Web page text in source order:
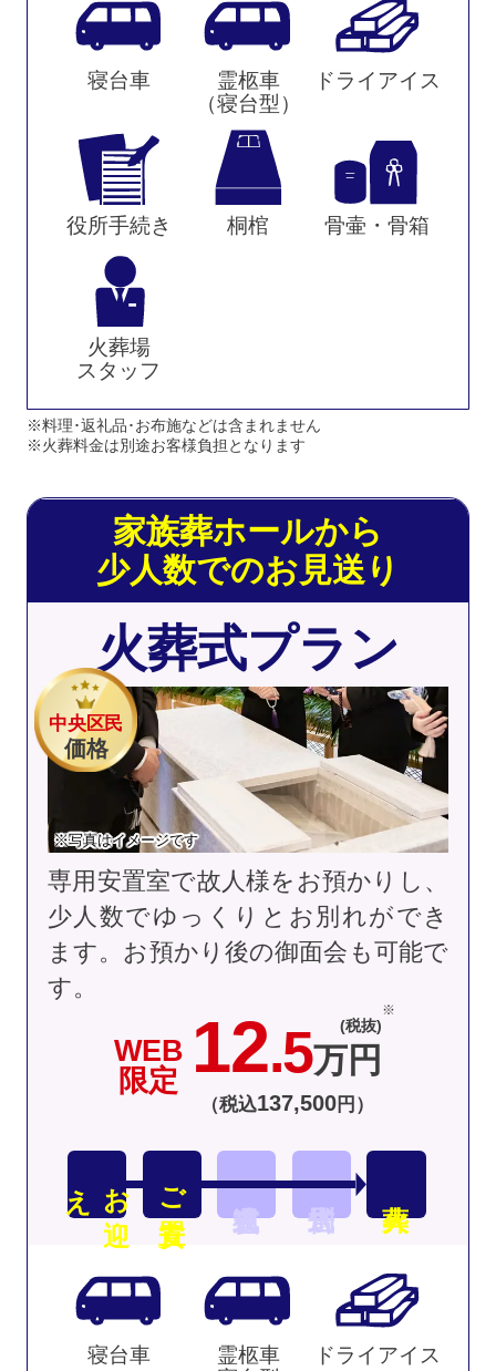
寝台車
霊柩車
（寝台型）
ドライアイス
役所手続き 桐棺 骨壷・骨箱
火葬場
スタッフ
※料理･返礼品･お布施などは含まれません
※火葬料金は別途お客様負担となります
中央区民
価格
※写真はイメージです
家族葬ホールから
少人数でのお見送り
火葬式プラン
WEB
限定 12.5万円
(税抜)
（税込137,500円）
お
迎
え ご安置
専用安置室で故人様をお預かりし、
少人数でゆっくりとお別れができ
ます。お預かり後の御面会も可能で
す。
寝台車
霊柩車
ドライアイス